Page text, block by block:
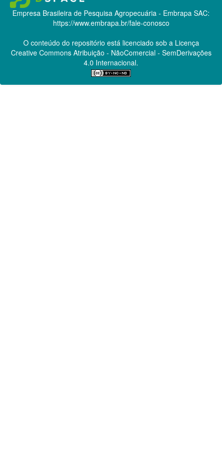
Empresa Brasileira de Pesquisa Agropecuária - Embrapa SAC:
https://www.embrapa.br/fale-conosco
O conteúdo do repositório está licenciado sob a Licença
Creative CommonsAtribuição - NãoComercial - SemDerivações
4.0 Internacional.